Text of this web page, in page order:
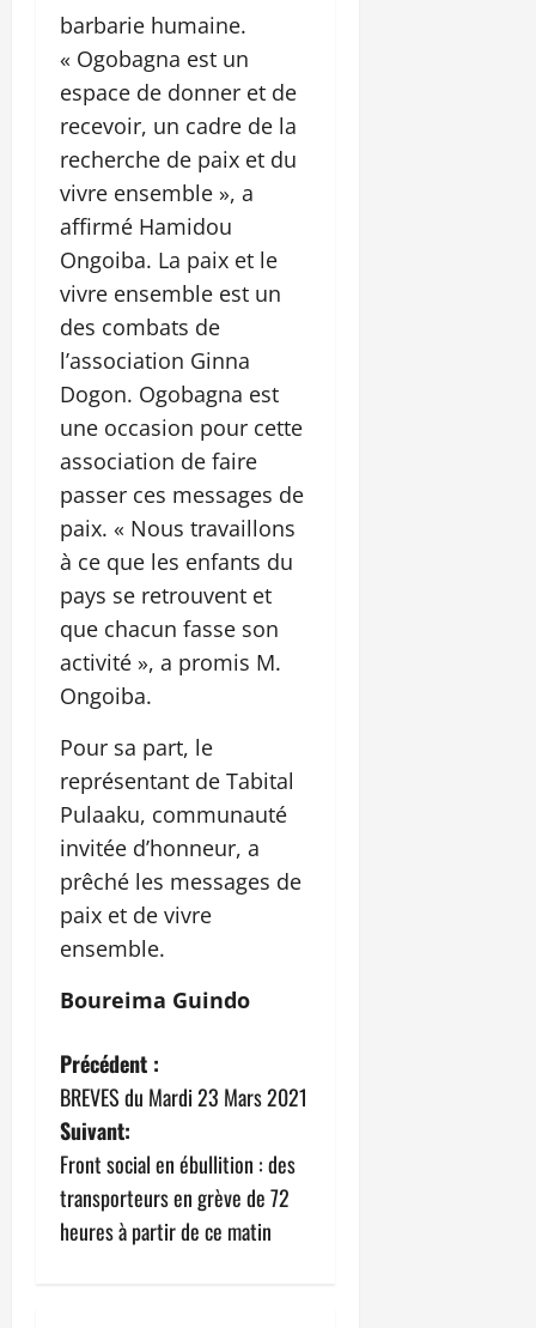
barbarie humaine.
« Ogobagna est un
espace de donner et de
recevoir, un cadre de la
recherche de paix et du
vivre ensemble », a
affirmé Hamidou
Ongoiba. La paix et le
vivre ensemble est un
des combats de
l’association Ginna
Dogon. Ogobagna est
une occasion pour cette
association de faire
passer ces messages de
paix. « Nous travaillons
à ce que les enfants du
pays se retrouvent et
que chacun fasse son
activité », a promis M.
Ongoiba.
Pour sa part, le
représentant de Tabital
Pulaaku, communauté
invitée d’honneur, a
prêché les messages de
paix et de vivre
ensemble.
Boureima Guindo
N
a
v
i
Précédent :
BREVES du Mardi 23 Mars 2021
Suivant:
Front social en ébullition : des
transporteurs en grève de 72
heures à partir de ce matin